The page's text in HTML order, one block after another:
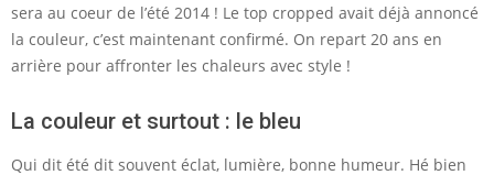
sera au coeur de l’été 2014 ! Le top cropped avait déjà annoncé
la couleur, c’est maintenant confirmé. On repart 20 ans en
arrière pour affronter les chaleurs avec style !
La couleur et surtout : le bleu
Qui dit été dit souvent éclat, lumière, bonne humeur. Hé bien